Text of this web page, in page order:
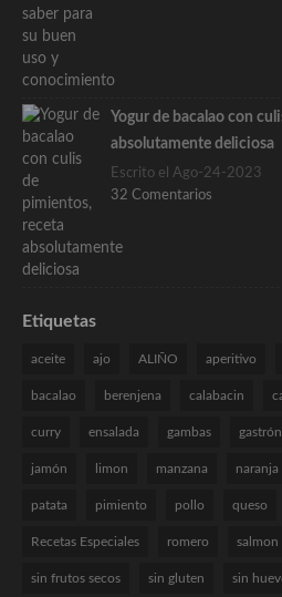
Yogur de bacalao con
absolutamente deliciosa
Escrito el Ago-24-2023
32 Comentarios
Etiquetas
aceite ajo ALIÑO aperitivo
bacalao berenjena calabacin
curry ensalada gambas
jamón limon manzana naranja
patata pimiento pollo queso
Recetas Especiales romero salmon
sin frutos secos sin gluten sin